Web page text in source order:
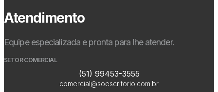
Atendimento
Equipe especializada e pronta para lhe atender.
SETOR COMERCIAL
(51) 99453-3555
comercial@soescritorio.com.br